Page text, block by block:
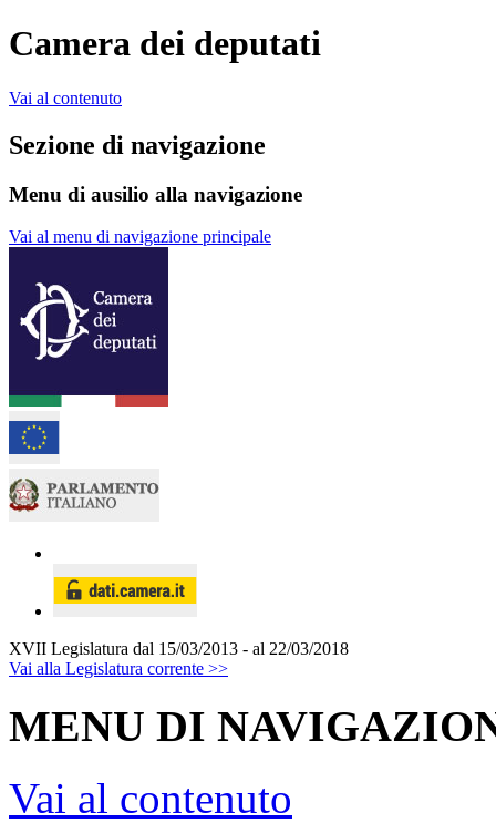
Camera dei deputati
Vai al contenuto
Sezione di navigazione
Menu di ausilio alla navigazione
Vai al menu di navigazione principale
XVII Legislatura dal 15/03/2013 - al 22/03/2018
Vai alla Legislatura corrente >>
MENU DI
Vai al contenuto